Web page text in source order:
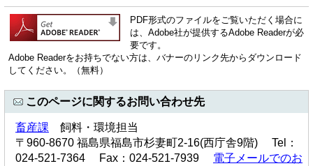
PDF形式のファイルをご覧いただく場合に
は、Adobe社が提供するAdobe Readerが必
要です。
Adobe Readerをお持ちでない方は、バナーのリンク先からダウンロード
してください。（無料）
このページに関するお問い合わせ先
畜産課 飼料・環境担当
〒960-8670 福島県福島市杉妻町2-16(西庁舎9階) Tel：
024-521-7364 Fax：024-521-7939 電子メールでのお